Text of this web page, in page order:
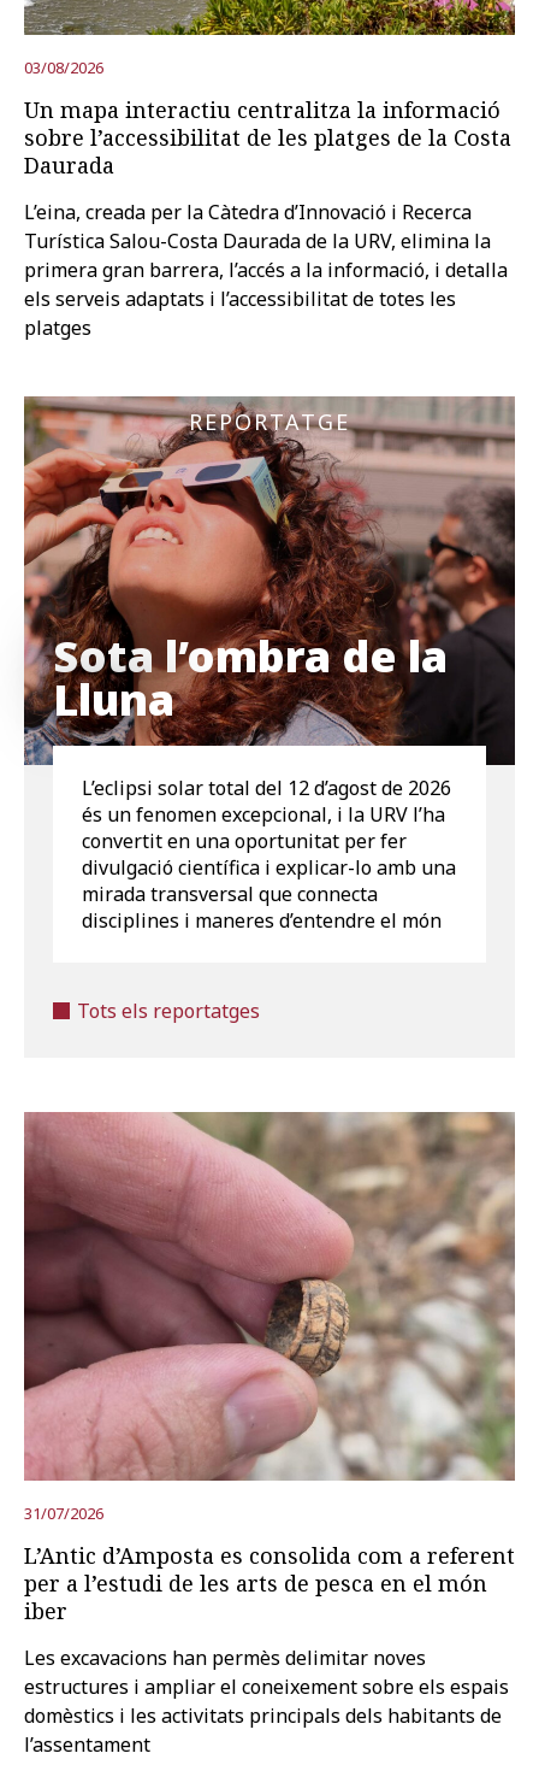
03/08/2026
Un mapa interactiu centralitza la informació
sobre l’accessibilitat de les platges de la Costa
Daurada
L’eina, creada per la Càtedra d’Innovació i Recerca
Turística Salou-Costa Daurada de la URV, elimina la
primera gran barrera, l’accés a la informació, i detalla
els serveis adaptats i l’accessibilitat de totes les
platges
REPORTATGE
Sota l’ombra de la
Lluna
L’eclipsi solar total del 12 d’agost de 2026
és un fenomen excepcional, i la URV l’ha
convertit en una oportunitat per fer
divulgació científica i explicar-lo amb una
mirada transversal que connecta
disciplines i maneres d’entendre el món
Tots els reportatges
31/07/2026
L’Antic d’Amposta es consolida com a referent
per a l’estudi de les arts de pesca en el món
iber
Les excavacions han permès delimitar noves
estructures i ampliar el coneixement sobre els espais
domèstics i les activitats principals dels habitants de
l’assentament